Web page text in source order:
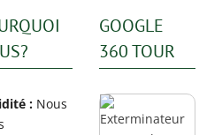
: Nous
GOOGLE
360 TOUR